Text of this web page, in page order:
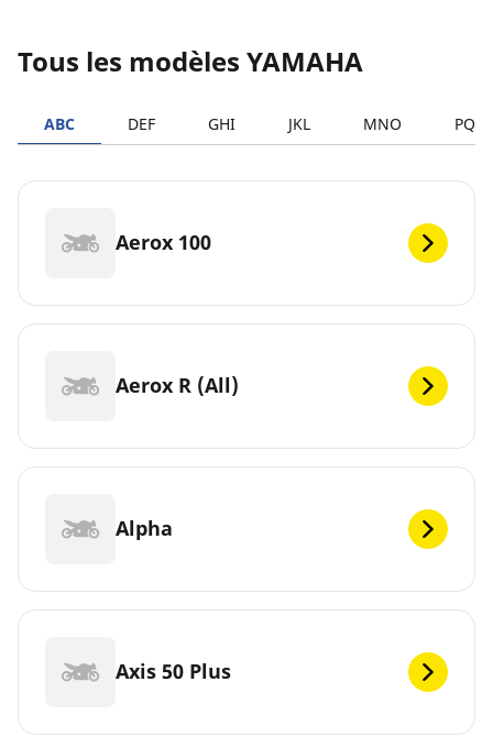
Tous les modèles YAMAHA
ABC DEF GHI JKL MNO PQRS
Aerox 100
Aerox R (All)
Alpha
Axis 50 Plus